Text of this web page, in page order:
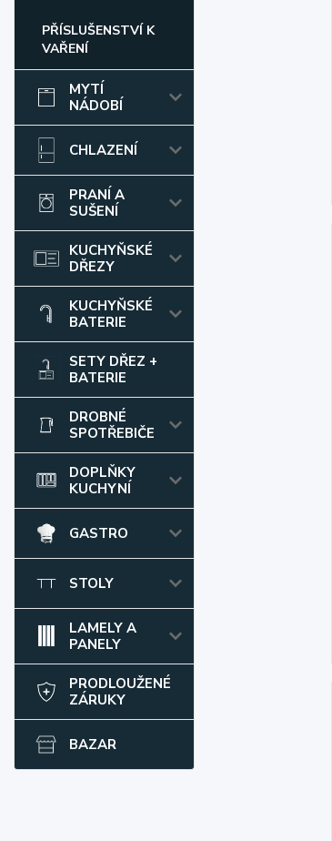
PŘÍSLUŠENSTVÍ K
VAŘENÍ
MYTÍ
NÁDOBÍ
CHLAZENÍ
PRANÍ A
SUŠENÍ
KUCHYŇSKÉ
DŘEZY
KUCHYŇSKÉ
BATERIE
SETY DŘEZ +
BATERIE
DROBNÉ
SPOTŘEBIČE
DOPLŇKY
KUCHYNÍ
GASTRO
STOLY
LAMELY A
PANELY
PRODLOUŽENÉ
ZÁRUKY
BAZAR